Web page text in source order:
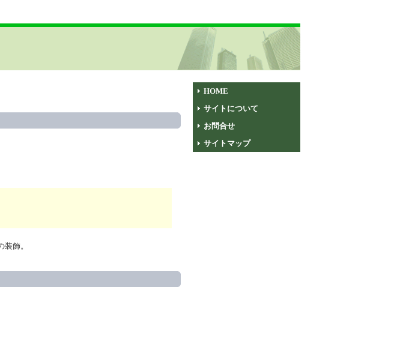
飾。
HOME
サイトについて
お問合せ
サイトマップ